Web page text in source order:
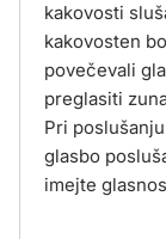
kakovosti
kakovosten
povečevali
preglasiti
Pri
glasbo
imejte